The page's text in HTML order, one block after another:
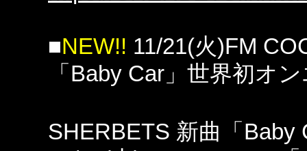
■NEW!! 11/21(火)FM
「Baby Car」世界初オ
SHERBETS 新曲「Baby